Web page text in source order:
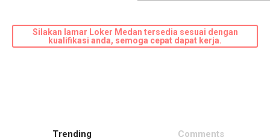
Silakan lamar Loker Medan tersedia sesuai dengan
kualifikasi anda, semoga cepat dapat kerja.
Trending Comments